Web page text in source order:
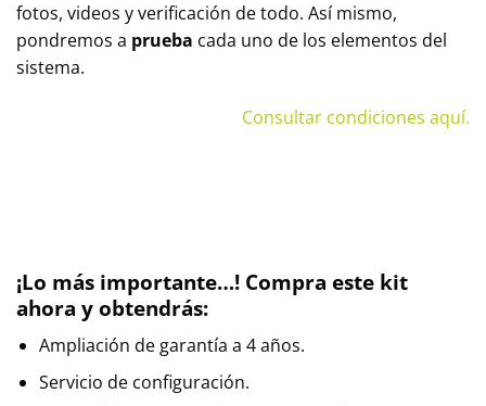
fotos, videos y verificación de todo. Así mismo,
pondremos a prueba cada uno de los elementos del
sistema.
Consultar condiciones aquí.
¡Lo más importante…! Compra este kit
ahora y obtendrás:
Ampliación de garantía a 4 años.
Servicio de configuración.